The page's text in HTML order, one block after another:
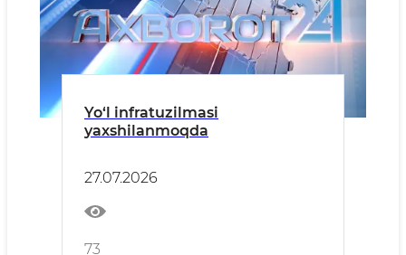
Yo‘l infratuzilmasi
yaxshilanmoqda
27.07.2026
73